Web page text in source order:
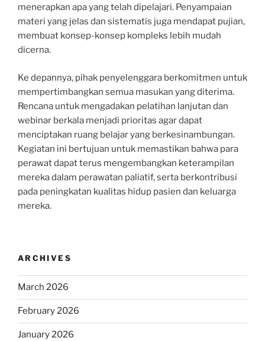
menerapkan apa yang telah dipelajari. Penyampaian
materi yang jelas dan sistematis juga mendapat pujian,
membuat konsep-konsep kompleks lebih mudah
dicerna.
Ke depannya, pihak penyelenggara berkomitmen untuk
mempertimbangkan semua masukan yang diterima.
Rencana untuk mengadakan pelatihan lanjutan dan
webinar berkala menjadi prioritas agar dapat
menciptakan ruang belajar yang berkesinambungan.
Kegiatan ini bertujuan untuk memastikan bahwa para
perawat dapat terus mengembangkan keterampilan
mereka dalam perawatan paliatif, serta berkontribusi
pada peningkatan kualitas hidup pasien dan keluarga
mereka.
ARCHIVES
March 2026
February 2026
January 2026